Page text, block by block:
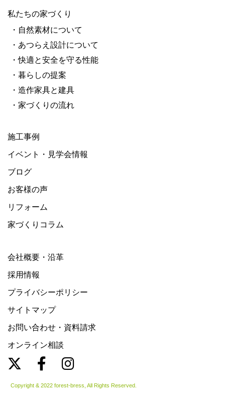
私たちの家づくり
・自然素材について
・あつらえ設計について
・快適と安全を守る性能
・暮らしの提案
・造作家具と建具
・家づくりの流れ
施工事例
イベント・見学会情報
ブログ
お客様の声
リフォーム
家づくりコラム
会社概要・沿革
採用情報
プライバシーポリシー
サイトマップ
お問い合わせ・資料請求
オンライン相談
Copyright & 2022 forest-bress, All Rights Reserved.